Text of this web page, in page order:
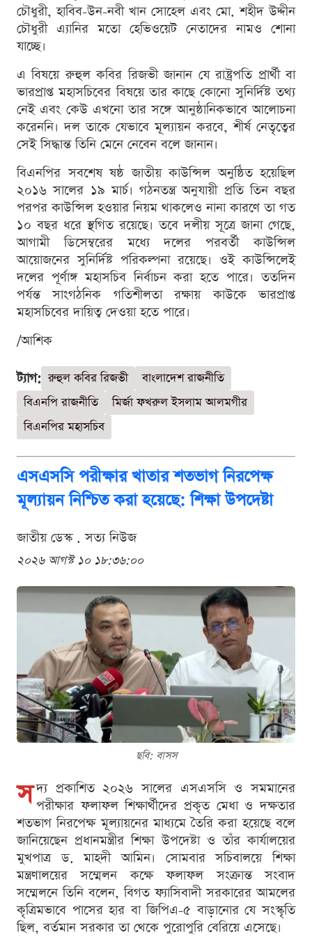
চৌধুরী, হাবিব-উন-নবী খান সোহেল এবং মো. শহীদ উদ্দীন
চৌধুরী এ্যানির মতো হেভিওয়েট নেতাদের নামও শোনা
যাচ্ছে।
এ বিষয়ে রুহুল কবির রিজভী জানান যে রাষ্ট্রপতি প্রার্থী বা
ভারপ্রাপ্ত মহাসচিবের বিষয়ে তার কাছে কোনো সুনির্দিষ্ট তথ্য
নেই এবং কেউ এখনো তার সঙ্গে আনুষ্ঠানিকভাবে আলোচনা
করেননি। দল তাকে যেভাবে মূল্যায়ন করবে, শীর্ষ নেতৃত্বের
সেই সিদ্ধান্ত তিনি মেনে নেবেন বলে জানান।
বিএনপির সবশেষ ষষ্ঠ জাতীয় কাউন্সিল অনুষ্ঠিত হয়েছিল
২০১৬ সালের ১৯ মার্চ। গঠনতন্ত্র অনুযায়ী প্রতি তিন বছর
পরপর কাউন্সিল হওয়ার নিয়ম থাকলেও নানা কারণে তা গত
১০ বছর ধরে স্থগিত রয়েছে। তবে দলীয় সূত্রে জানা গেছে,
আগামী ডিসেম্বরের মধ্যে দলের পরবর্তী কাউন্সিল
আয়োজনের সুনির্দিষ্ট পরিকল্পনা রয়েছে। ওই কাউন্সিলেই
দলের পূর্ণাঙ্গ মহাসচিব নির্বাচন করা হতে পারে। ততদিন
পর্যন্ত সাংগঠনিক গতিশীলতা রক্ষায় কাউকে ভারপ্রাপ্ত
মহাসচিবের দায়িত্ব দেওয়া হতে পারে।
/আশিক
ট্যাগ: রুহুল কবির রিজভী
বাংলাদেশ রাজনীতি
বিএনপি রাজনীতি
মির্জা ফখরুল ইসলাম আলমগীর
বিএনপির মহাসচিব
এসএসসি পরীক্ষার খাতার শতভাগ নিরপেক্ষ
মূল্যায়ন নিশ্চিত করা হয়েছে: শিক্ষা উপদেষ্টা
জাতীয় ডেস্ক . সত্য নিউজ
২০২৬ আগস্ট ১০ ১৮:৩৬:০০
ছবি: বাসস
স দ্য প্রকাশিত ২০২৬ সালের এসএসসি ও সমমানের
পরীক্ষার ফলাফল শিক্ষার্থীদের প্রকৃত মেধা ও দক্ষতার
শতভাগ নিরপেক্ষ মূল্যায়নের মাধ্যমে তৈরি করা হয়েছে বলে
জানিয়েছেন প্রধানমন্ত্রীর শিক্ষা উপদেষ্টা ও তাঁর কার্যালয়ের
মুখপাত্র ড. মাহদী আমিন। সোমবার সচিবালয়ে শিক্ষা
মন্ত্রণালয়ের সম্মেলন কক্ষে ফলাফল সংক্রান্ত সংবাদ
সম্মেলনে তিনি বলেন, বিগত ফ্যাসিবাদী সরকারের আমলের
কৃত্রিমভাবে পাসের হার বা জিপিএ-৫ বাড়ানোর যে সংস্কৃতি
ছিল, বর্তমান সরকার তা থেকে পুরোপুরি বেরিয়ে এসেছে।